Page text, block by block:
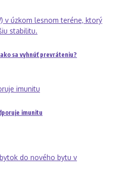
sa vyhnúť prevráteniu?
imunitu